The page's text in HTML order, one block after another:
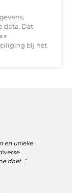
data. Dat
bij het
en unieke
doet. “